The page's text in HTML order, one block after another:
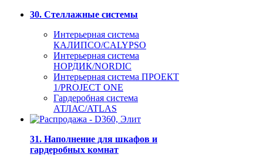
30. Стеллажные системы
Интерьерная система
КАЛИПСО/CALYPSO
Интерьерная система
НОРДИК/NORDIC
Интерьерная система ПРОЕКТ
1/PROJECT ONE
Гардеробная система
АТЛАС/ATLAS
31. Наполнение для шкафов и
гардеробных комнат